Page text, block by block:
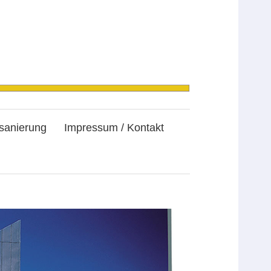
Impressum / Kontakt